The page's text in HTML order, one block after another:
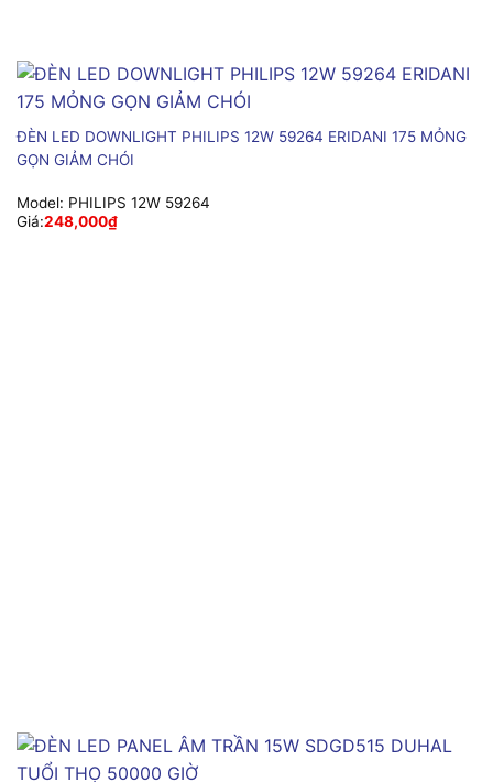
ĐÈN LED DOWNLIGHT PHILIPS 12W 59264 ERIDANI 175 MỎNG
GỌN GIẢM CHÓI
Model: PHILIPS 12W 59264
Giá:248,000₫